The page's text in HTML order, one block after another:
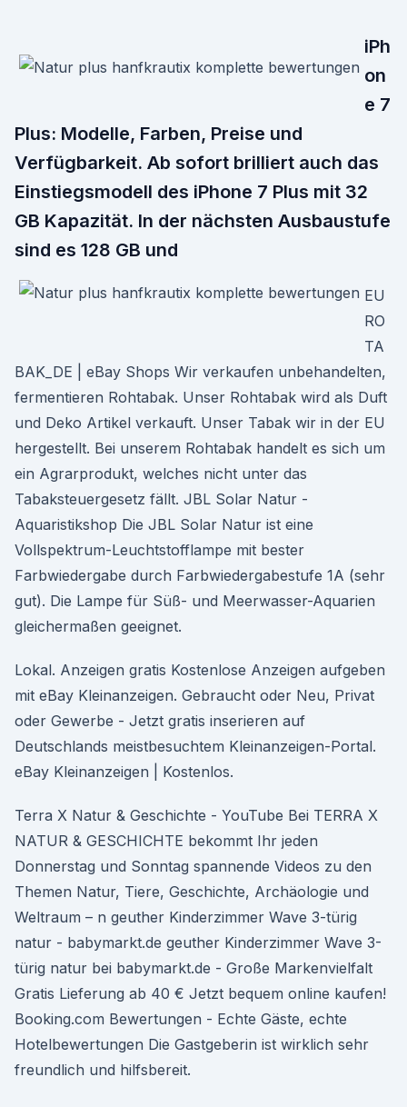
iPh
on
e 7
Plus: Modelle, Farben, Preise und
Verfügbarkeit. Ab sofort brilliert auch das
Einstiegsmodell des iPhone 7 Plus mit 32
GB Kapazität. In der nächsten Ausbaustufe
sind es 128 GB und
EU
RO
TA
BAK_DE | eBay Shops Wir verkaufen unbehandelten,
fermentieren Rohtabak. Unser Rohtabak wird als Duft
und Deko Artikel verkauft. Unser Tabak wir in der EU
hergestellt. Bei unserem Rohtabak handelt es sich um
ein Agrarprodukt, welches nicht unter das
Tabaksteuergesetz fällt. JBL Solar Natur -
Aquaristikshop Die JBL Solar Natur ist eine
Vollspektrum-Leuchtstofflampe mit bester
Farbwiedergabe durch Farbwiedergabestufe 1A (sehr
gut). Die Lampe für Süß- und Meerwasser-Aquarien
gleichermaßen geeignet.
Lokal. Anzeigen gratis Kostenlose Anzeigen aufgeben
mit eBay Kleinanzeigen. Gebraucht oder Neu, Privat
oder Gewerbe - Jetzt gratis inserieren auf
Deutschlands meistbesuchtem Kleinanzeigen-Portal.
eBay Kleinanzeigen | Kostenlos.
Terra X Natur & Geschichte - YouTube Bei TERRA X
NATUR & GESCHICHTE bekommt Ihr jeden
Donnerstag und Sonntag spannende Videos zu den
Themen Natur, Tiere, Geschichte, Archäologie und
Weltraum – n geuther Kinderzimmer Wave 3-türig
natur - babymarkt.de geuther Kinderzimmer Wave 3-
türig natur bei babymarkt.de - Große Markenvielfalt
Gratis Lieferung ab 40 € Jetzt bequem online kaufen!
Booking.com Bewertungen - Echte Gäste, echte
Hotelbewertungen Die Gastgeberin ist wirklich sehr
freundlich und hilfsbereit.